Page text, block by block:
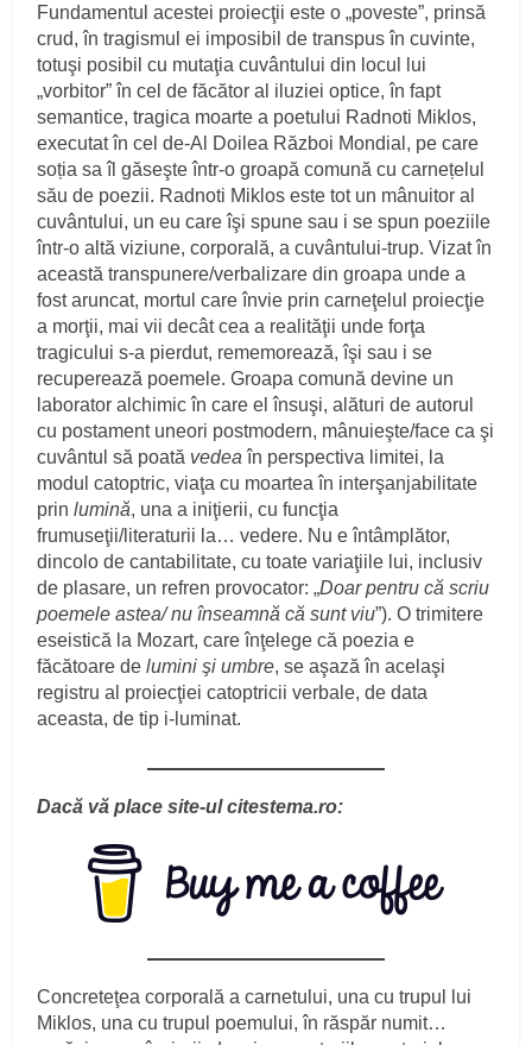
Fundamentul acestei proiecţii este o „poveste”, prinsă
crud, în tragismul ei imposibil de transpus în cuvinte,
totuşi posibil cu mutaţia cuvântului din locul lui
„vorbitor” în cel de făcător al iluziei optice, în fapt
semantice, tragica moarte a poetului Radnoti Miklos,
executat în cel de-Al Doilea Război Mondial, pe care
soția sa îl găseşte într-o groapă comună cu carnețelul
său de poezii. Radnoti Miklos este tot un mânuitor al
cuvântului, un eu care îşi spune sau i se spun poeziile
într-o altă viziune, corporală, a cuvântului-trup. Vizat în
această transpunere/verbalizare din groapa unde a
fost aruncat, mortul care învie prin carneţelul proiecţie
a morţii, mai vii decât cea a realităţii unde forţa
tragicului s-a pierdut, rememorează, îşi sau i se
recuperează poemele. Groapa comună devine un
laborator alchimic în care el însuşi, alături de autorul
cu postament uneori postmodern, mânuieşte/face ca şi
cuvântul să poată vedea în perspectiva limitei, la
modul catoptric, viaţa cu moartea în interşanjabilitate
prinlumină, una a iniţierii, cu funcţia
frumuseţii/literaturii la… vedere. Nu e întâmplător,
dincolo de cantabilitate, cu toate variaţiile lui, inclusiv
de plasare, un refren provocator: „Doar pentru că scriu
poemele astea/ nu înseamnă că sunt viu”). O trimitere
eseistică la Mozart, care înţelege că poezia e
făcătoare delumini şi umbre, se aşază în acelaşi
registru al proiecţiei catoptricii verbale, de data
aceasta, de tip i-luminat.
Dacă vă place site-ul citestema.ro:
Concreteţea corporală a carnetului, una cu trupul lui
Miklos, una cu trupul poemului, în răspăr numit…